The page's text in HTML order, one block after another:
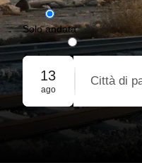
Solo andata
Andata e ritorno
Prenotazione di gruppo
13
ago
Città di